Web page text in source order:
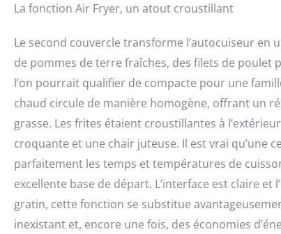
La fonction Air Fryer, un atout croustillant
Le second couvercle transforme l’autocuiseur en
de pommes de terre fraîches, des filets de poulet
l’on pourrait qualifier de compacte pour une
chaud circule de manière homogène, offrant un
grasse. Les frites étaient croustillantes à
croquante et une chair juteuse. Il est vrai qu’une
parfaitement les temps et températures de
excellente base de départ. L’interface est claire
gratin, cette fonction se substitue
inexistant et, encore une fois, des économies